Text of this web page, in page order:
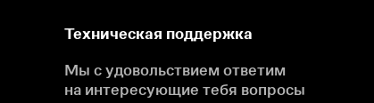
Техническая поддержка
Мы с удовольствием ответим
на интересующие тебя вопросы